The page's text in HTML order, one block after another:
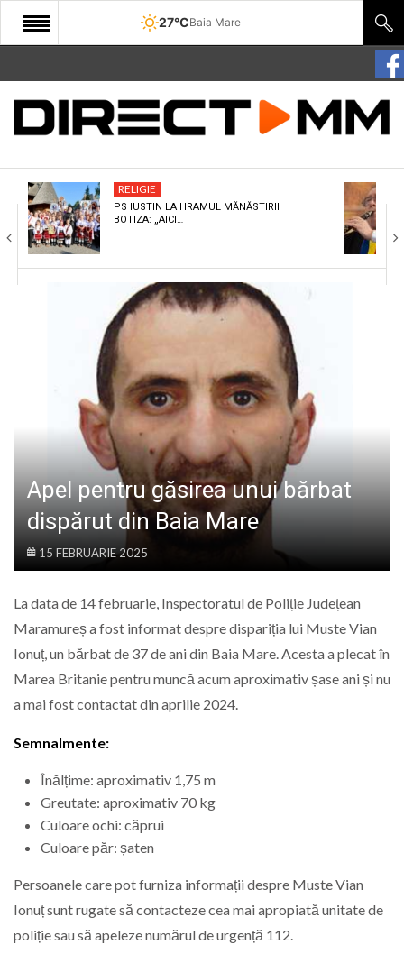
27°CBaia Mare
START
COMUNITATE
CULTURA
ECONOMIE
SANATATE
RELIGIE
PS IUSTIN LA HRAMUL MĂNĂSTIRII
BOTIZA: „AICI…
Apel pentru găsirea unui bărbat
dispărut din Baia Mare
15 FEBRUARIE 2025
La data de 14 februarie, Inspectoratul de Poliție Județean
Maramureș a fost informat despre dispariția lui Muste Vian
Ionuț, un bărbat de 37 de ani din Baia Mare. Acesta a plecat în
Marea Britanie pentru muncă acum aproximativ șase ani și nu
a mai fost contactat din aprilie 2024.
Semnalmente:
Înălțime: aproximativ 1,75 m
Greutate: aproximativ 70 kg
Culoare ochi: căprui
Culoare păr: șaten
Persoanele care pot furniza informații despre Muste Vian
Ionuț sunt rugate să contacteze cea mai apropiată unitate de
poliție sau să apeleze numărul de urgență 112.